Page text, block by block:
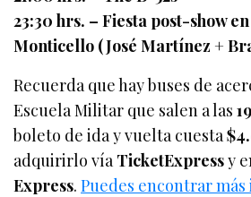
23:30 hrs. – Fiesta post-show
Monticello (José Martínez +
Recuerda que hay buses de
Escuela Militar que salen a las
boleto de ida y vuelta cuesta
adquirirlo vía TicketExpressy
Express.Puedes encontrar